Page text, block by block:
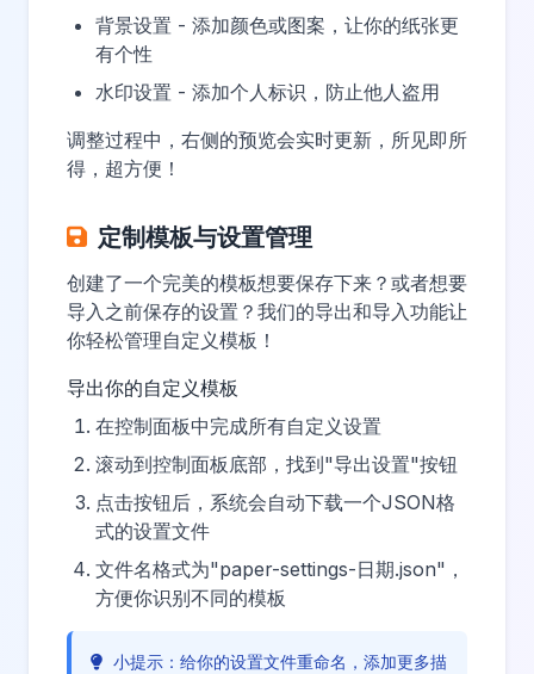
背景设置 - 添加颜色或图案，让你的纸张更
有个性
水印设置 - 添加个人标识，防止他人盗用
调整过程中，右侧的预览会实时更新，所见即所
得，超方便！
定制模板与设置管理
创建了一个完美的模板想要保存下来？或者想要
导入之前保存的设置？我们的导出和导入功能让
你轻松管理自定义模板！
导出你的自定义模板
在控制面板中完成所有自定义设置
滚动到控制面板底部，找到"导出设置"按钮
点击按钮后，系统会自动下载一个JSON格
式的设置文件
文件名格式为"paper-settings-日期.json"，
方便你识别不同的模板
小提示：给你的设置文件重命名，添加更多描